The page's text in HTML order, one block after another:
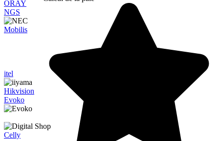
ORAY
NGS
Mobilis
itel
Hikvision
Evoko
Celly